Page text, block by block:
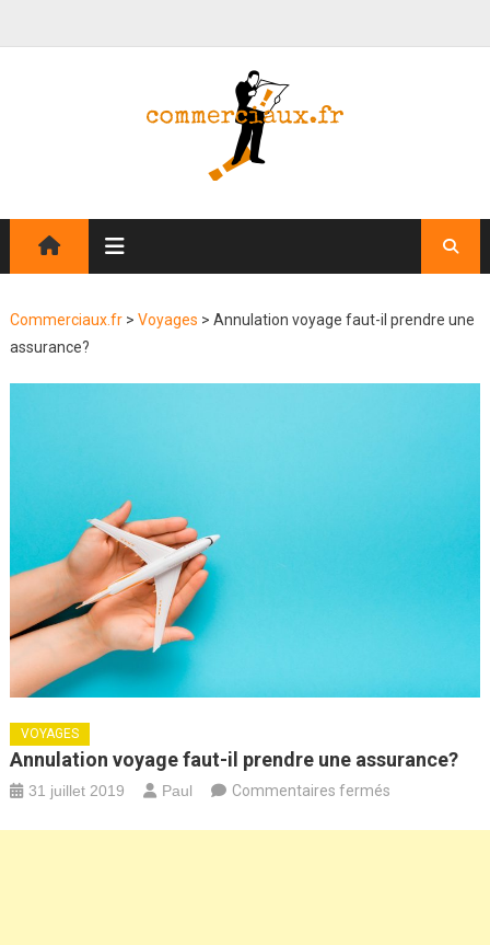
Commerciaux.fr> Voyages > Annulation voyage faut-il prendre une
assurance?
VOYAGES
Annulation voyage faut-il prendre une assurance?
31 juillet 2019 Paul Commentaires ferméssur